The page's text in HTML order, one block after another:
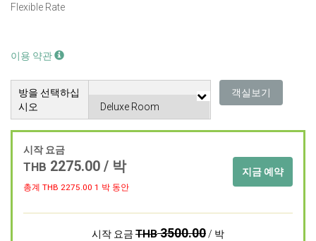
Flexible Rate
이용 약관
방을 선택하십
시오
객실보기
시작 요금
THB 2275.00 / 박
총계 THB 2275.00 1 박 동안
지금 예약
시작 요금 THB3500.00 / 박